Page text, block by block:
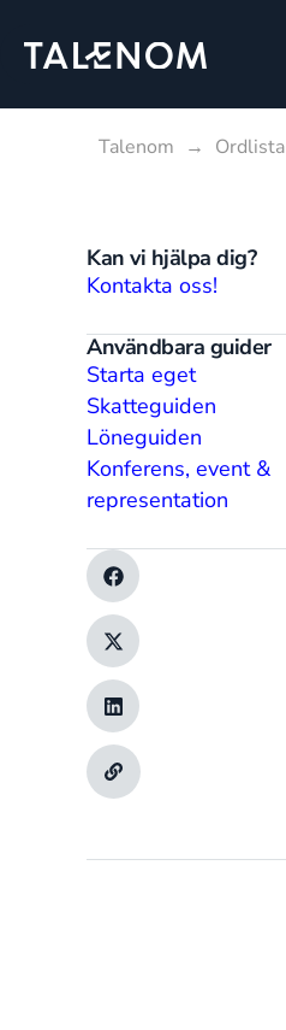
Talenom → Ordlista
Kan vi hjälpa dig?
Kontakta oss!
Användbara guider
Starta eget
Skatteguiden
Löneguiden
Konferens, event &
representation